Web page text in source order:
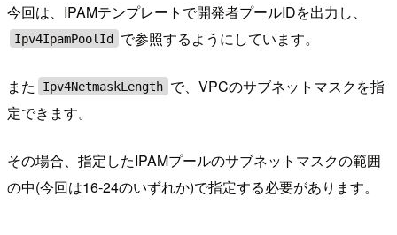
今回は、IPAMテンプレートで開発者プールIDを出力し、
Ipv4IpamPoolId で参照するようにしています。
また Ipv4NetmaskLength で、VPCのサブネットマスクを指
定できます。
その場合、指定したIPAMプールのサブネットマスクの範囲
の中(今回は16-24のいずれか)で指定する必要があります。